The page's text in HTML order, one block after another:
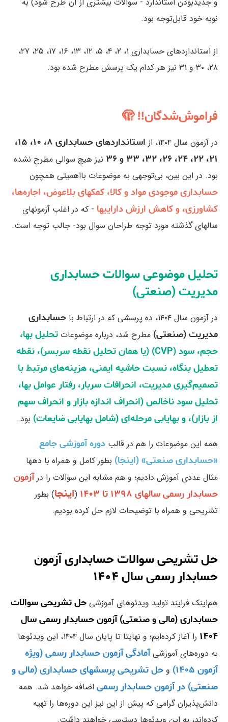
نوبه خود قابل‌توجه بود.
از استانداردهای حسابداری ۱، ۲، ۴، ۵، ۱۲، ۱۳، ۱۶، ۱۷، ۲۵، ۲۷،
۲۸، ۳۰ و ۳۱ نیز هر کدام یک پرسش مطرح شده بود.
فراموش‌شدگان!! 🫣
در آزمون سال ۱۴۰۴، از
استانداردهای حسابداری ۸، ۱۰، ۱۵،
نیز هیچ سوالی مطرح نشده
بود. در این بین، بی‌توجهی به موضوعات بااهمیتی همچون
حسابداری موجودی مواد و کالا، کمکهای بلاعوض، اجاره‌ها،
کشاورزی، و کاهش ارزش داراییها- که در اغلب آزمونهای
سالهای گذشته مورد توجه طراحان سوال بود- جالب توجه است.
تحلیل موضوعی سوالات حسابداری
مدیریت (صنعتی)
در آزمون سال ۱۴۰۴، ده پرسشی که در ارتباط با
حسابداری
مدیریت (صنعتی)مطرح شد، درباره موضوعاتتحلیل بها،
حجم، سود (CVP) (یا همان تحلیل نقطه سربسر)، نقطه
تعطیل بنگاه، نسبت حاشیه ایمنی، هزینه‌های مرتبط با
تصمیم‌گیری مدیریت، انحرافات سربار، رفتار عوامل بها،
تحلیل سود ناخالص (انحراف اندازه بازار و انحراف سهم
از بازار)، و بهایابی مرحله‌ای (شامل بهایابی ضایعات)بود.
همه این موضوعات را هم در قالبدوره آموزشی جامع
«حسابداری صنعتی» (اینجا)بطور کامل و همراه با دهها
مثال عددی آموزش دادیم؛ و هم مشابه این سوالات را درآزمون
حسابدار رسمی سالهای ۱۳۹۸ تا ۱۴۰۳
(اینجا) بطور
تشریحی و همراه با توضیحات لازم حل کرده بودیم.
حل تشریحی سوالات حسابداری آزمون
حسابدار رسمی سال ۱۴۰۴
هم‌اینک فرایند تولید ویدئوهای آموزشیحل تشریحی سوالات
حسابداری (مالی و صنعتی) آزمون حسابدار رسمی سال
۱۴۰۴
را آغاز کرده‌ایم؛ و نهایتا تا پایان سال ۱۴۰۴، این ویدئوها
به دوره‌های آموزشیآمادگی آزمون حسابدار رسمی (ویژه
آزمون ۱۴۰۵)
و حل تشریحی پرسشهای حسابداری (مالی و
صنعتی) در آزمون حسابدار رسمیاضافه خواهد شد. همه
دانش‌پذیران گرامی که پیش از این نیز این دوره‌ها را تهیه